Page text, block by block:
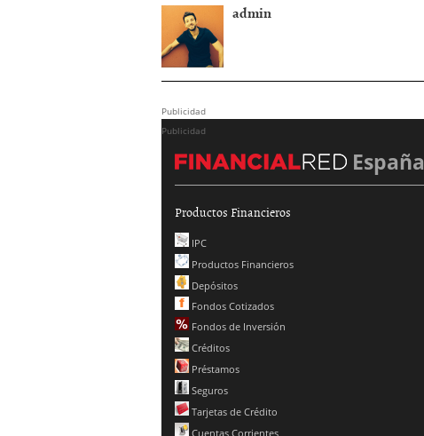
admin
Publicidad
Publicidad
España
Productos Financieros
IPC
Productos Financieros
Depósitos
Fondos Cotizados
Fondos de Inversión
Créditos
Préstamos
Seguros
Tarjetas de Crédito
Cuentas Corrientes